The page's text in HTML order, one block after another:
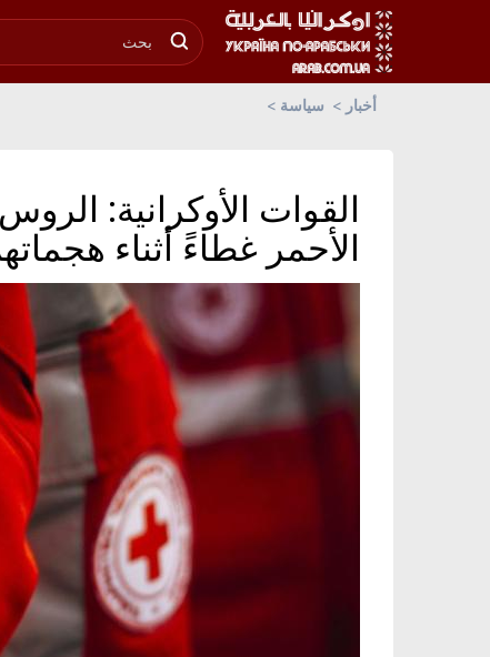
أخبار سياسة
القوات الأوكرانية:
الأحمر غطاءً أثناء